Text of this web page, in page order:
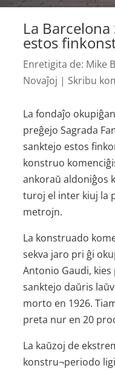
La Barcelona
estos
Enretigita de: Mike
Novaĵoj | Skribu
La fondaĵo
preĝejo Sagrada
sanktejo estos
konstruo
ankoraŭ aldoniĝos
turoj el inter kiuj la
metrojn.
La konstruado
sekva jaro pri ĝi
Antonio Gaudi,
sanktejo daŭris
morto en 1926.
preta nur en 20
La kaŭzoj de
konstru¬periodo